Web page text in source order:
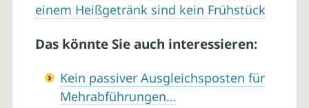
einem Heißgetränk sind kein Frühstück
Das könnte Sie auch interessieren:
Kein passiver Ausgleichsposten für
Mehrabführungen…